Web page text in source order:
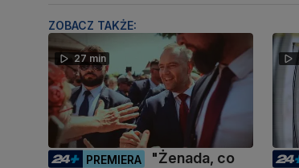
ZOBACZ TAKŻE:
27 min
PREMIERA
"Żenada, co